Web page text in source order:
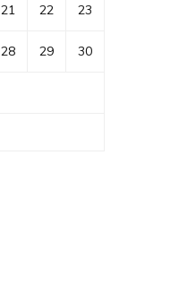
21 22 23
28 29 30